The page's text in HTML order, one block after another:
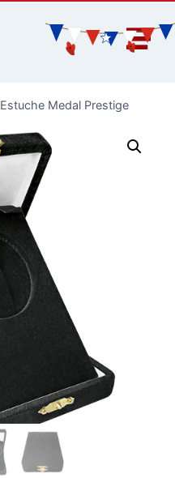
Estuche Medal Prestige